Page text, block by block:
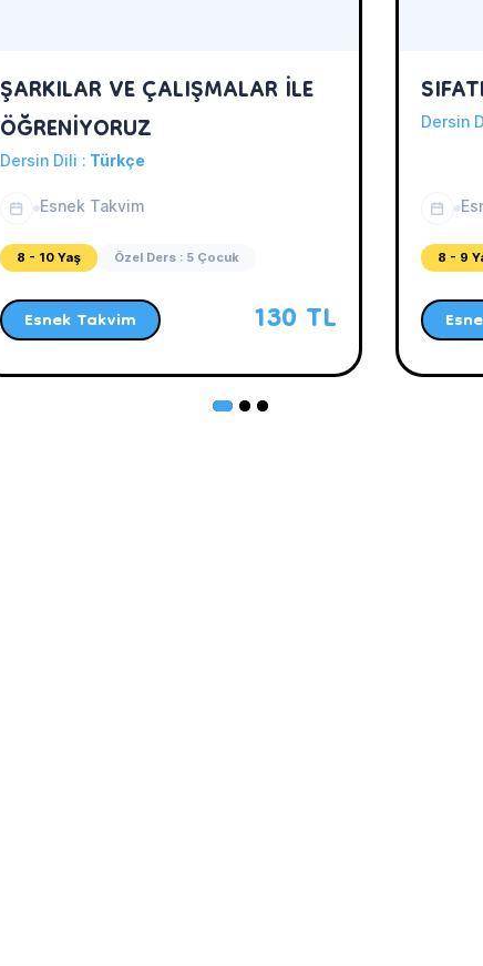
ŞARKILAR VE ÇALIŞMALAR İLE
ÖĞRENİYORUZ
Dersin Dili : Türkçe
Esnek Takvim
8 - 10 Yaş Özel Ders : 5 Çocuk
Esnek Takvim 130 TL
Dersin
8 - 9